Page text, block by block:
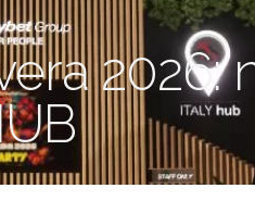
Servizi per i Media
Scarica il materiale
2026: